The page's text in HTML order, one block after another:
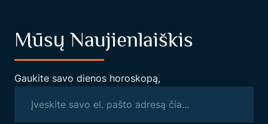
S
S
(
R
Mūsų Naujienlaiškis
Gaukite savo dienos horoskopą,